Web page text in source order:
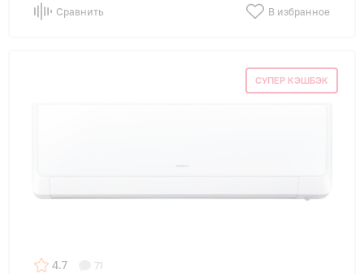
Сравнить В избранное
СУПЕР КЭШБЭК
4.7 71